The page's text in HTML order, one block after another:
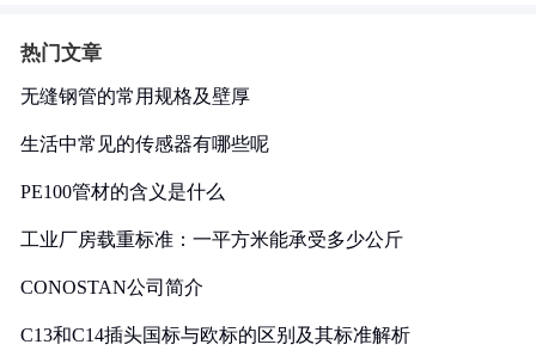
热门文章
无缝钢管的常用规格及壁厚
生活中常见的传感器有哪些呢
PE100管材的含义是什么
工业厂房载重标准：一平方米能承受多少公斤
CONOSTAN公司简介
C13和C14插头国标与欧标的区别及其标准解析